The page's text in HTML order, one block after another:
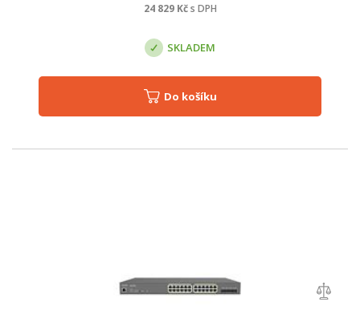
24 829Kč s DPH
SKLADEM
Do košíku